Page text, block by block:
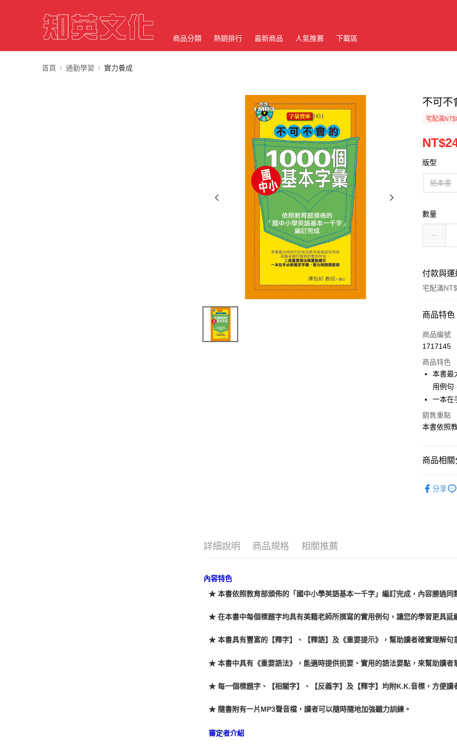
商品分類 熱銷排行 最新商品 人氣推薦 下載區
首頁 通勤學習 實力養成
不可不
宅配滿
版型
紙本書
數量
付款與運
宅配滿
付款方式
信用卡一次
Apple Pay
街口支付
ATM付款
運送方式
每筆
商品特色
商品編號
1717145
商品特色
本書最
用例句
一本在
銷售重點
本書依照
商品相關
分享
詳細說明 商品規格 相關推薦
內容特色
★ 本書依照教育部頒佈的「國中小學英語基本一千字」編訂完成，內容勝過同
★ 在本書中每個標題字均具有美籍老師所撰寫的實用例句，讓您的學習更具延
★ 本書具有豐富的【釋字】、【釋語】及《重要提示》，幫助讀者確實理解句
★ 本書中具有《重要語法》，能適時提供扼要、實用的語法要點，來幫助讀者
★ 每一個標題字、【相關字】、【反義字】及【釋字】均附K.K.音標，方便讀
★ 隨書附有一片MP3聲音檔，讀者可以隨時隨地加強聽力訓練。
審定者介紹